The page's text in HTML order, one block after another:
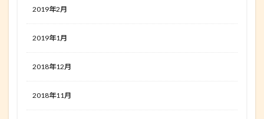
2019年2月
2019年1月
2018年12月
2018年11月